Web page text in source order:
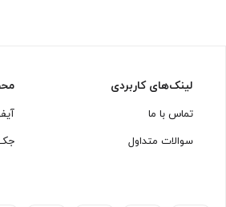
لینک‌های کاربردی
تماس با ما
سوالات متداول
جک